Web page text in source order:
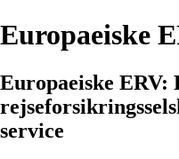
Europaeiske
Europaeiske ERV:
service